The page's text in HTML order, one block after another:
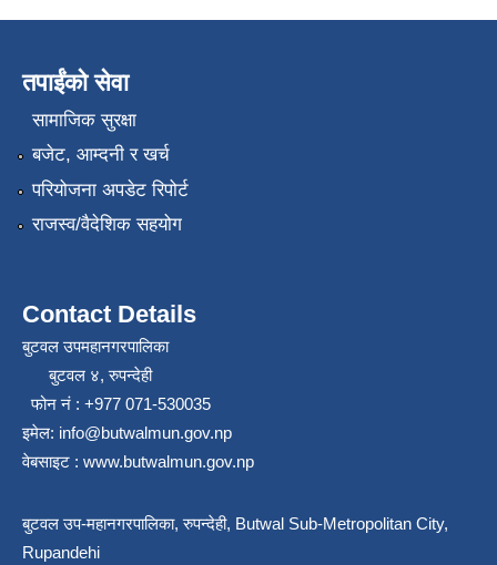
तपाईंको सेवा
सामाजिक सुरक्षा
बजेट, आम्दनी र खर्च
परियोजना अपडेट रिपोर्ट
राजस्व/वैदेशिक सहयोग
Contact Details
बुटवल उपमहानगरपालिका
बुटवल ४, रुपन्देही
फोन नं : +977 071-530035
इमेल: info@butwalmun.gov.np
वेबसाइट : www.butwalmun.gov.np
बुटवल उप-महानगरपालिका, रुपन्देही, Butwal Sub-Metropolitan City,
Rupandehi